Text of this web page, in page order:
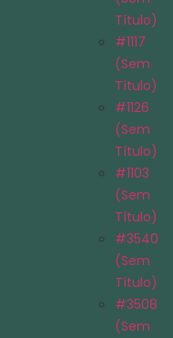
Título)
#1117
(sem
Título)
#1126
(sem
Título)
#1103
(sem
Título)
#3540
(sem
Título)
#3508
(sem